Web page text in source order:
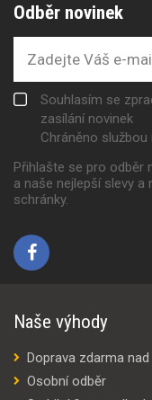
Odběr novinek
Souhlasím se
zasílání novinek
Chráněno službou
Přihlašte se pro odběr
a naše nejlepší slevy a
schránky.
Naše výhody
Doprava zdarma
Osobní odběr